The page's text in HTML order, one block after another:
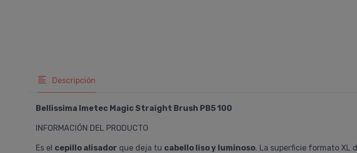
Descripción
Bellissima Imetec Magic Straight Brush PB5 100
INFORMACIÓN DEL PRODUCTO
Es el cepillo alisador que deja tu cabello liso y luminoso. La superficie formato XL